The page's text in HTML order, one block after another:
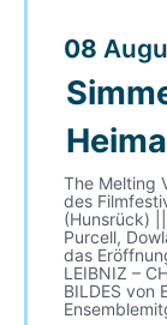
08
The Melting
des
(Hunsrück)
Purcell,
das
LEIBNIZ –
BILDES von